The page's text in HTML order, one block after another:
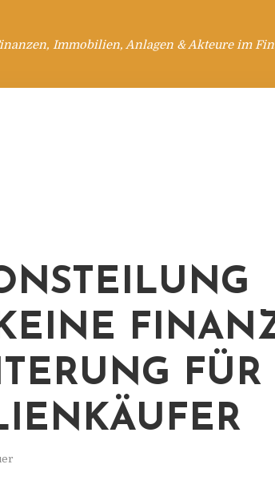
Immobilien, Anlagen & Akteure im
FÜR